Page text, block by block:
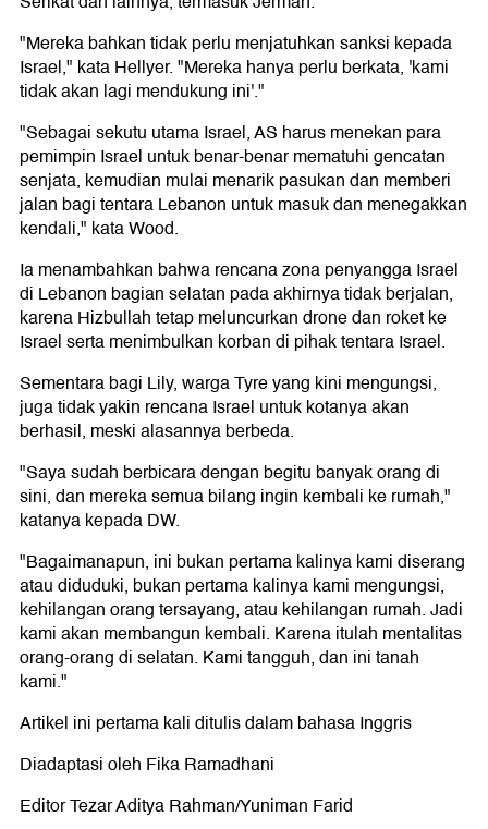
"Mereka bahkan tidak perlu menjatuhkan sanksi kepada
Israel," kata Hellyer. "Mereka hanya perlu berkata, 'kami
tidak akan lagi mendukung ini'."
"Sebagai sekutu utama Israel, AS harus menekan para
pemimpin Israel untuk benar-benar mematuhi gencatan
senjata, kemudian mulai menarik pasukan dan memberi
jalan bagi tentara Lebanon untuk masuk dan menegakkan
kendali," kata Wood.
Ia menambahkan bahwa rencana zona penyangga Israel
di Lebanon bagian selatan pada akhirnya tidak berjalan,
karena Hizbullah tetap meluncurkan drone dan roket ke
Israel serta menimbulkan korban di pihak tentara Israel.
Sementara bagi Lily, warga Tyre yang kini mengungsi,
juga tidak yakin rencana Israel untuk kotanya akan
berhasil, meski alasannya berbeda.
"Saya sudah berbicara dengan begitu banyak orang di
sini, dan mereka semua bilang ingin kembali ke rumah,"
katanya kepada DW.
"Bagaimanapun, ini bukan pertama kalinya kami diserang
atau diduduki, bukan pertama kalinya kami mengungsi,
kehilangan orang tersayang, atau kehilangan rumah. Jadi
kami akan membangun kembali. Karena itulah mentalitas
orang-orang di selatan. Kami tangguh, dan ini tanah
kami."
Artikel ini pertama kali ditulis dalam bahasa Inggris
Diadaptasi oleh Fika Ramadhani
Editor Tezar Aditya Rahman/Yuniman Farid